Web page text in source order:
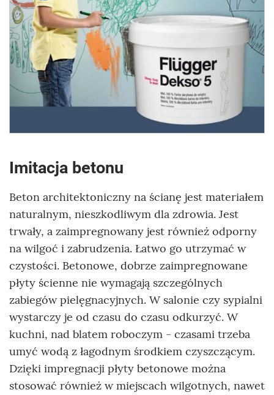
Imitacja betonu
Beton architektoniczny na ścianę jest materiałem
naturalnym, nieszkodliwym dla zdrowia. Jest
trwały, a zaimpregnowany jest również odporny
na wilgoć i zabrudzenia. Łatwo go utrzymać w
czystości. Betonowe, dobrze zaimpregnowane
płyty ścienne nie wymagają szczególnych
zabiegów pielęgnacyjnych. W salonie czy sypialni
wystarczy je od czasu do czasu odkurzyć. W
kuchni, nad blatem roboczym - czasami trzeba
umyć wodą z łagodnym środkiem czyszczącym.
Dzięki impregnacji płyty betonowe można
stosować również w miejscach wilgotnych, nawet